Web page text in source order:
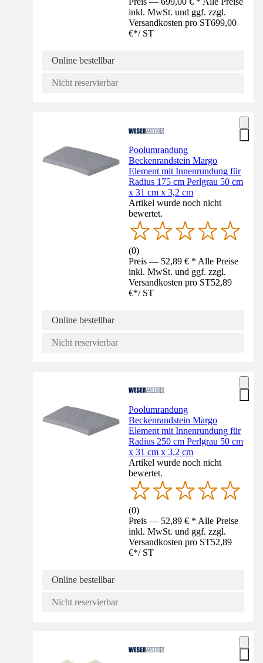
inkl. MwSt. und ggf. zzgl.
Versandkosten pro ST699,00
€*/ ST
Online bestellbar
Nicht reservierbar
Poolumrandung
Beckenrandstein Margo
Element mit Innenrundung für
Radius 175 cm Perlgrau 50 cm
x 31 cm x 3,2 cm
Artikel wurde noch nicht
bewertet.
(0)
Preis — 52,89 € * Alle Preise
inkl. MwSt. und ggf. zzgl.
Versandkosten pro ST52,89
€*/ ST
Online bestellbar
Nicht reservierbar
Poolumrandung
Beckenrandstein Margo
Element mit Innenrundung für
Radius 250 cm Perlgrau 50 cm
x 31 cm x 3,2 cm
Artikel wurde noch nicht
bewertet.
(0)
Preis — 52,89 € * Alle Preise
inkl. MwSt. und ggf. zzgl.
Versandkosten pro ST52,89
€*/ ST
Online bestellbar
Nicht reservierbar